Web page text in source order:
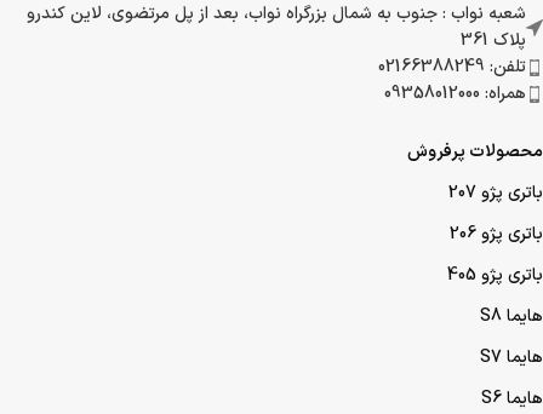
شعبه نواب : جنوب به شمال بزرگراه نواب، بعد از پل مرتضوی، لاین کندرو
پلاک 361
تلفن: 02166388249
همراه: 09358012000
محصولات پرفروش
باتری پژو 207
باتری پژو 206
باتری پژو 405
هایما S8
هایما S7
هایما S6